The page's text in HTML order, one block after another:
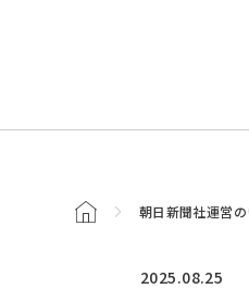
トップページ朝日新聞社運営
2025.08.25